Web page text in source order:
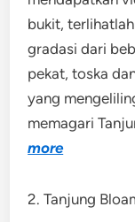
bukit,
gradasi dari
pekat, toska
yang
memagari
more
2. Tanjung